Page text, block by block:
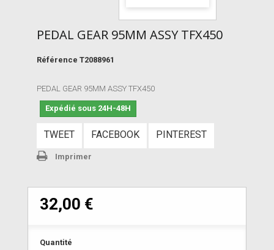
PEDAL GEAR 95MM ASSY TFX450
Référence T2088961
PEDAL GEAR 95MM ASSY TFX450
Expédié sous 24H-48H
TWEET FACEBOOK PINTEREST
Imprimer
32,00 €
Quantité